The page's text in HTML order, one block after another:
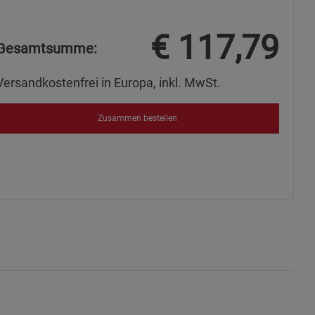
€ 117,79
in Europa, inkl. MwSt.
Zusammen bestellen